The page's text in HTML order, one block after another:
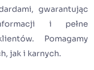
gwarantując
i pełne
Pomagamy
jak i karnych.